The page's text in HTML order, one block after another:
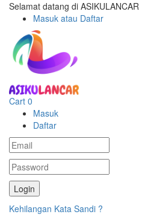
Selamat datang di ASIKULANCAR
Masuk atau Daftar
Cart 0
Masuk
Daftar
Kehilangan Kata Sandi ?